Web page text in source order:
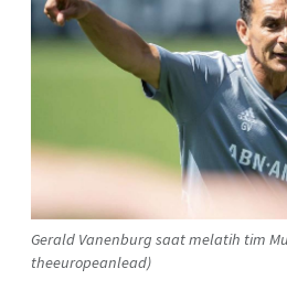
Gerald Vanenburg saat melatih tim
theeuropeanlead)